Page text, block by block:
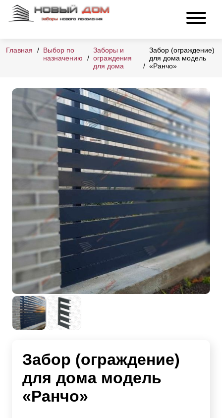
Главная
Выбор по
назначению
Заборы и
ограждения
для дома
Забор (ограждение)
для дома модель
«Ранчо»
Забор (ограждение)
для дома модель
«Ранчо»